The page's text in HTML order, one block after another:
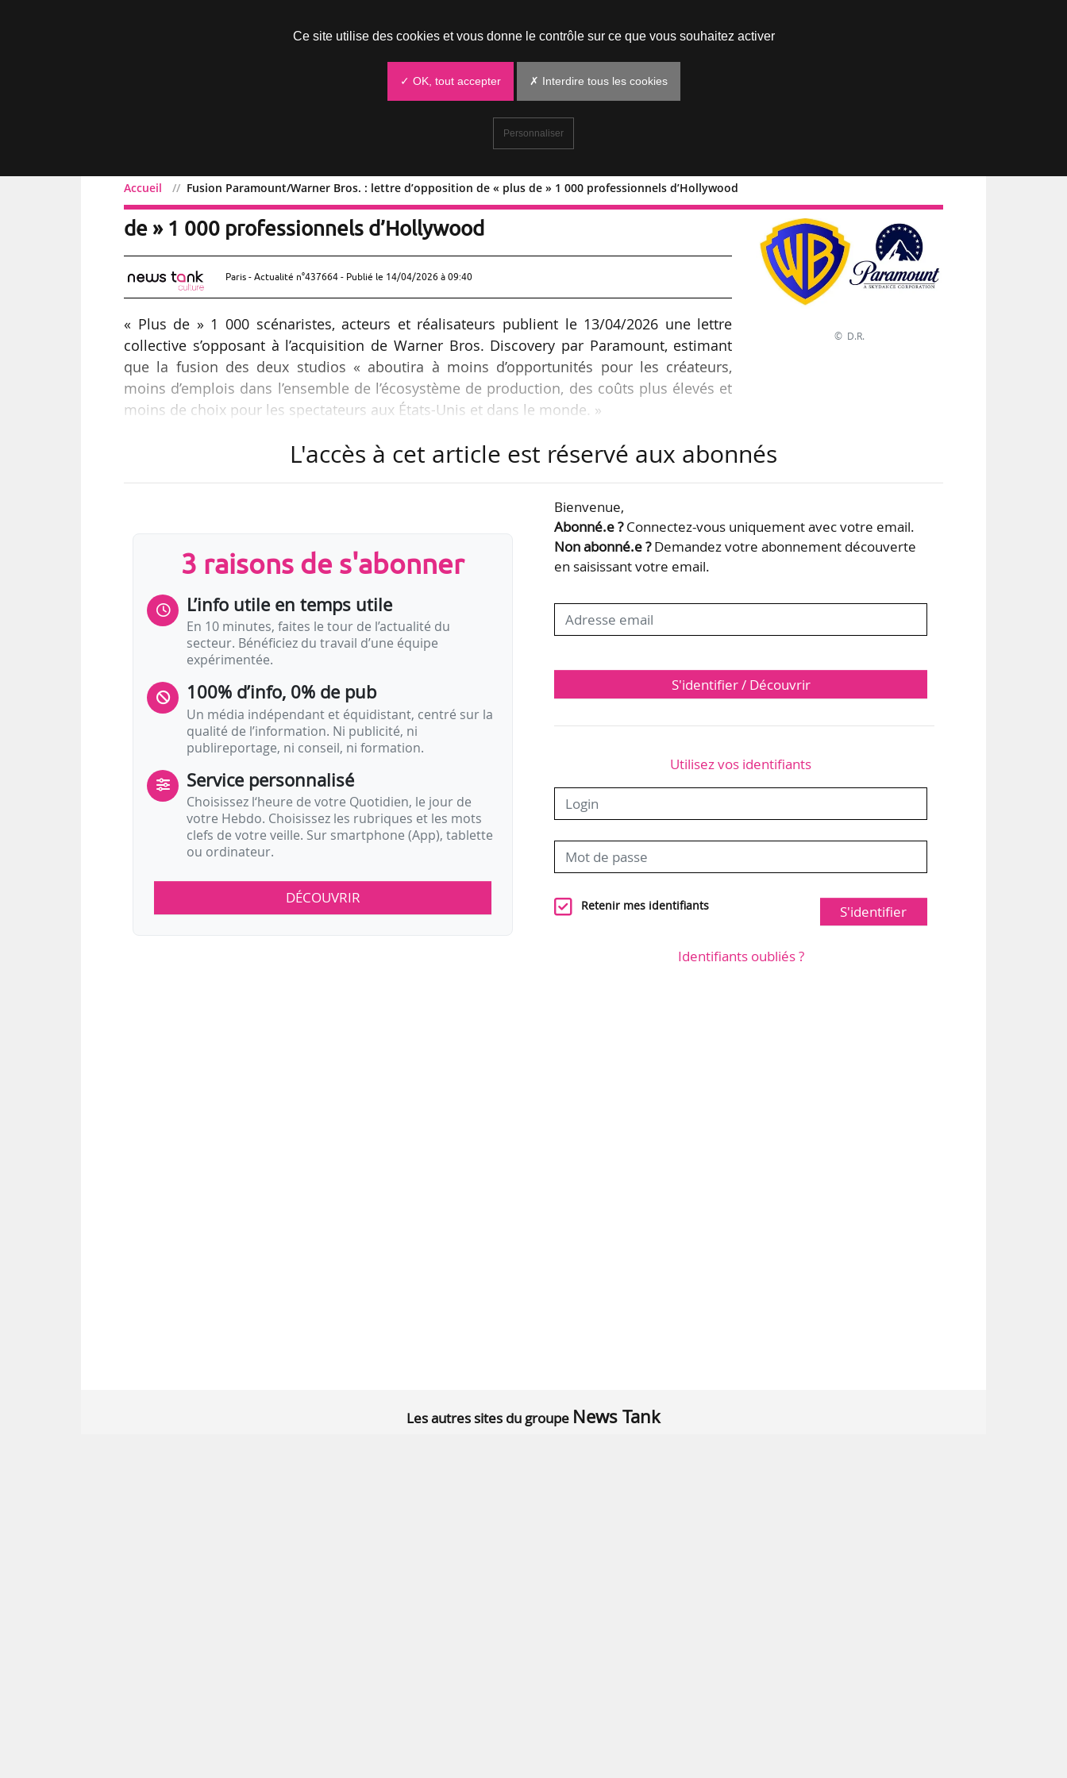
Accueil Fusion Paramount/Warner Bros. : lettre d’opposition de « plus de » 1 000 professionnels d’Hollywood
Fusion Paramount/Warner Bros. : lettre d’opposition de « plus
de » 1 000 professionnels d’Hollywood
Paris - Actualité n°437664 - Publié le 14/04/2026 à 09:40
« Plus de » 1 000 scénaristes, acteurs et réalisateurs publient le 13/04/2026 une lettre
collective s’opposant à l’acquisition de Warner Bros. Discovery par Paramount, estimant
que la fusion des deux studios « aboutira à moins d’opportunités pour les créateurs,
moins d’emplois dans l’ensemble de l’écosystème de production, des coûts plus élevés et
moins de choix pour les spectateurs aux États-Unis et dans le monde. »
Parmi les signataires figurent Bryan Cranston, Joaquin Phoenix, Tiffany Haddish, Lily
Fonda, le Democracy Defenders Fund, co-fondé par Norm Eisen, ancien ambassadeur sous
© D.R.
L'accès à cet article est réservé aux abonnés
3 raisons de s'abonner
L’info utile en temps utile
En 10 minutes, faites le tour de l’actualité du
secteur. Bénéficiez du travail d’une équipe
expérimentée.
100% d’info, 0% de pub
Un média indépendant et équidistant, centré sur la
qualité de l’information. Ni publicité, ni
publireportage, ni conseil, ni formation.
Service personnalisé
Choisissez l‘heure de votre Quotidien, le jour de
votre Hebdo. Choisissez les rubriques et les mots
clefs de votre veille. Sur smartphone (App), tablette
ou ordinateur.
DÉCOUVRIR
Bienvenue,
Abonné.e ?Connectez-vous uniquement avec votre email.
Non abonné.e ?Demandez votre abonnement découverte
en saisissant votre email.
S'identifier / Découvrir
Utilisez vos identifiants
Retenir mes identifiants S'identifier
Identifiants oubliés ?
Les autres sites du groupe News Tank
Ce site utilise des cookies et vous donne le contrôle sur ce que vous souhaitez activer
✓ OK, tout accepter ✗ Interdire tous les cookies
Personnaliser